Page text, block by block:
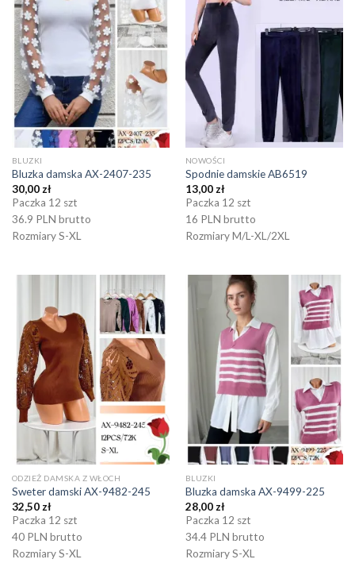
BLUZKI
Bluzka damska AX-2407-235
30,00 zł
Paczka 12 szt
36.9 PLN brutto
Rozmiary S-XL
NOWOŚCI
Spodnie damskie AB6519
13,00 zł
Paczka 12 szt
16 PLN brutto
Rozmiary M/L-XL/2XL
ODZIEŻ DAMSKA Z WŁOCH
Sweter damski AX-9482-245
32,50 zł
Paczka 12 szt
40 PLN brutto
Rozmiary S-XL
BLUZKI
Bluzka damska AX-9499-225
28,00 zł
Paczka 12 szt
34.4 PLN brutto
Rozmiary S-XL